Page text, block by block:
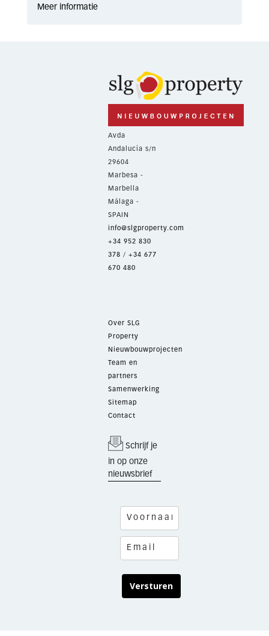
Meer informatie
Avda
Andalucía s/n
29604
Marbesa -
Marbella
Málaga -
SPAIN
info@slgproperty.com
+34 952 830
378 / +34 677
670 480
Over SLG
Property
Nieuwbouwprojecten
Team en
partners
Samenwerking
Sitemap
Contact
Schrijf je
in op onze
nieuwsbrief
Versturen